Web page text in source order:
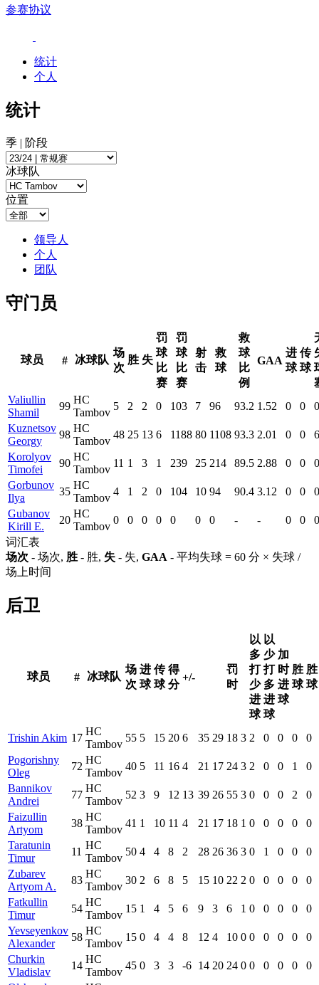
参赛协议
统计
个人
统计
季 | 阶段
冰球队
位置
领导人
个人
团队
守门员
球员 # 冰球队
场
次
胜 失
罚
球
比
赛
罚
球
比
赛
射
击
救
球
救
球
比
例
GAA
进
球
传
球
Valiullin
Shamil
99
HC
Tambov
5 2 2 0 103 7 96 93.2 1.52 0 0
0
Kuznetsov
Georgy
98
HC
Tambov
48 25 13 6 1188 80 1108 93.3 2.01 0 0
6
Korolyov
Timofei
90
HC
Tambov
11 1 3 1 239 25 214 89.5 2.88 0 0
0
Gorbunov
Ilya
35
HC
Tambov
4 1 2 0 104 10 94 90.4 3.12 0 0
0
Gubanov
Kirill E.
20
HC
Tambov
0 0 0 0 0 0 0 - - 0 0
0
词汇表
场次 - 场次, 胜 - 胜, 失 - 失, GAA - 平均失球 = 60 分 × 失球 /
场上时间
后卫
球员 # 冰球队
场
次
进
球
传
球
得
分
+/-
罚
时
以
多
打
少
进
球
以
少
打
多
进
球
加
时
进
球
胜
球
胜
球
Trishin Akim 17
HC
Tambov
55 5 15 20 6 35 29 18 3 2 0 0 0
0
Pogorishny
Oleg
72
HC
Tambov
40 5 11 16 4 21 17 24 3 2 0 0 1
0
Bannikov
Andrei
77
HC
Tambov
52 3 9 12 13 39 26 55 3 0 0 0 2
0
Faizullin
Artyom
38
HC
Tambov
41 1 10 11 4 21 17 18 1 0 0 0 0
0
Taratunin
Timur
11
HC
Tambov
50 4 4 8 2 28 26 36 3 0 1 0 0
0
Zubarev
Artyom A.
83
HC
Tambov
30 2 6 8 5 15 10 22 2 0 0 0 0
0
Fatkullin
Timur
54
HC
Tambov
15 1 4 5 6 9 3 6 1 0 0 0 0
0
Yevseyenkov
Alexander
58
HC
Tambov
15 0 4 4 8 12 4 10 0 0 0 0 0
0
Churkin
Vladislav
14
HC
Tambov
45 0 3 3 -6 14 20 24 0 0 0 0 0
0